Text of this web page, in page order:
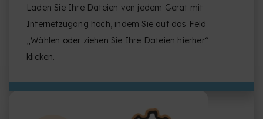
Laden Sie Ihre Dateien von jedem Gerät mit
Internetzugang hoch, indem Sie auf das Feld
„Wählen oder ziehen Sie Ihre Dateien hierher“
klicken.